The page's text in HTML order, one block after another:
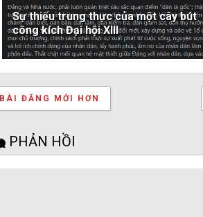
Sự thiếu trung thực của một cây bút
công kích Đại hội XIII
BÀI ĐĂNG MỚI HƠN
PHẢN HỒI